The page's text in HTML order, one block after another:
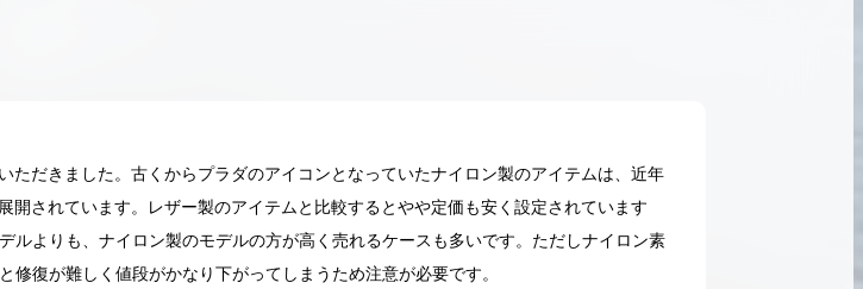
ただきました。古くからプラダのアイコンとなっていたナイロン製のアイテムは、近年
開されています。レザー製のアイテムと比較するとやや定価も安く設定されています
ルよりも、ナイロン製のモデルの方が高く売れるケースも多いです。ただしナイロン素
修復が難しく値段がかなり下がってしまうため注意が必要です。